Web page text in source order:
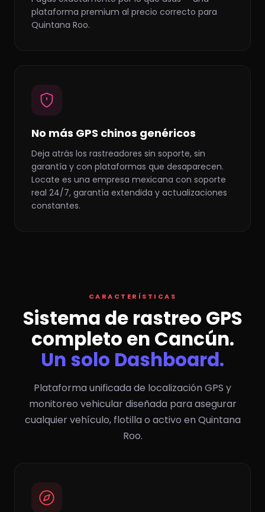
plataforma premium al precio correcto para
Quintana Roo.
No más GPS chinos genéricos
Deja atrás los rastreadores sin soporte, sin
garantía y con plataformas que desaparecen.
Locate es una empresa mexicana con soporte
real 24/7, garantía extendida y actualizaciones
constantes.
CARACTERÍSTICAS
Sistema de rastreo GPS
completo en Cancún.
Un solo Dashboard.
Plataforma unificada de localización GPS y
monitoreo vehicular diseñada para asegurar
cualquier vehículo, flotilla o activo en Quintana
Roo.